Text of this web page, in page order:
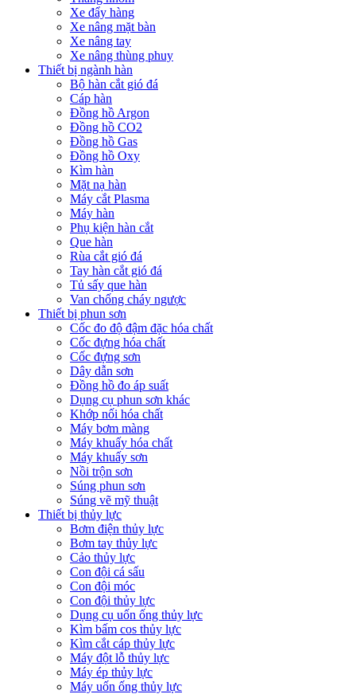
Xe đẩy hàng
Xe nâng mặt bàn
Xe nâng tay
Xe nâng thùng phuy
Thiết bị ngành hàn
Bộ hàn cắt gió đá
Cáp hàn
Đồng hồ Argon
Đồng hồ CO2
Đồng hồ Gas
Đồng hồ Oxy
Kìm hàn
Mặt nạ hàn
Máy cắt Plasma
Máy hàn
Phụ kiện hàn cắt
Que hàn
Rùa cắt gió đá
Tay hàn cắt gió đá
Tủ sấy que hàn
Van chống cháy ngược
Thiết bị phun sơn
Cốc đo độ đậm đặc hóa chất
Cốc đựng hóa chất
Cốc đựng sơn
Dây dẫn sơn
Đồng hồ đo áp suất
Dụng cụ phun sơn khác
Khớp nối hóa chất
Máy bơm màng
Máy khuấy hóa chất
Máy khuấy sơn
Nồi trộn sơn
Súng phun sơn
Súng vẽ mỹ thuật
Thiết bị thủy lực
Bơm điện thủy lực
Bơm tay thủy lực
Cảo thủy lực
Con đội cá sấu
Con đội móc
Con đội thủy lực
Dụng cụ uốn ống thủy lực
Kìm bấm cos thủy lực
Kìm cắt cáp thủy lực
Máy đột lỗ thủy lực
Máy ép thủy lực
Máy uốn ống thủy lực